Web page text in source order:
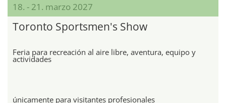
18. - 21. marzo 2027
Toronto Sportsmen's Show
Feria para recreación al aire libre, aventura, equipo y
actividades
únicamente para visitantes profesionales